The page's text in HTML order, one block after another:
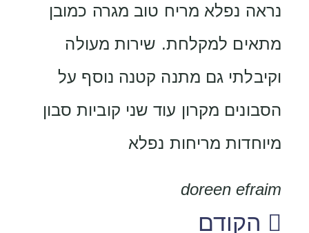
נראה נפלא מריח טוב מגרה כמובן
מתאים למקלחת. שירות מעולה
וקיבלתי גם מתנה קטנה נוסף על
הסבונים מקרון עוד שני קוביות סבון
מיוחדות מריחות נפלא
doreen efraim
הקודם